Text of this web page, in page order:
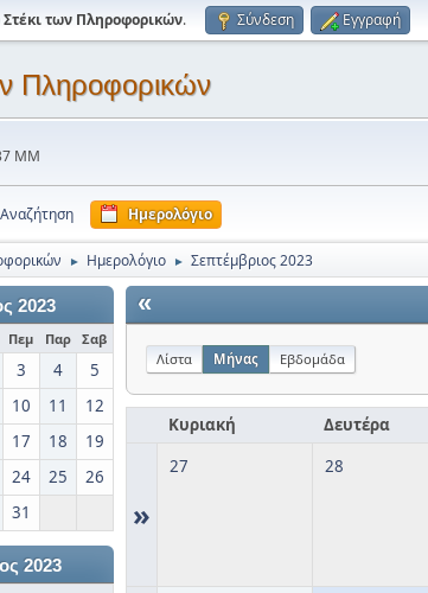
Στέκι των Πληροφορικών. Σύνδεση Εγγραφή
Πληροφορικών
ΜΜ
Αναζήτηση Ημερολόγιο
► Ημερολόγιο ► Σεπτέμβριος 2023
2023
Πεμ Παρ Σαβ
3 4
5
10 11
12
17 18
19
24 25
26
31
2023
«
Λίστα Μήνας Εβδομάδα
Κυριακή Δευτέρα
»
27 28